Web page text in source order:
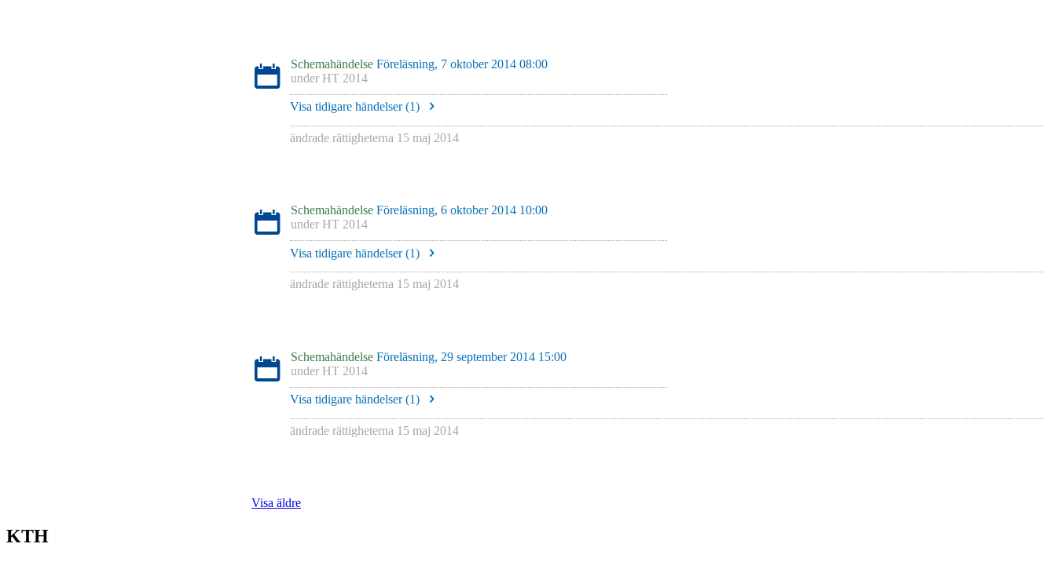
Schemahändelse Föreläsning, 7 oktober 2014 08:00
under HT 2014
Visa tidigare händelser (1)
ändrade rättigheterna 15 maj 2014
Schemahändelse Föreläsning, 6 oktober 2014 10:00
under HT 2014
Visa tidigare händelser (1)
ändrade rättigheterna 15 maj 2014
Schemahändelse Föreläsning, 29 september 2014 15:00
under HT 2014
Visa tidigare händelser (1)
ändrade rättigheterna 15 maj 2014
Visa äldre
KTH